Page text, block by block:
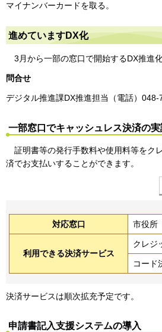
マイナンバーカードを取る。
進めていますDX化
3月から一部の窓口で開始するDX推進
問合せ
デジタル推進課DX推進担当（電話）
一部窓口でキャッシュレス決済の
証明書等の発行手数料や使用料等をク
済でお支払いすることができます。
対応窓口 市役所
利用できる決済サービス
クレジ
コード
決済サービスは順次拡充予定です。
申請書記入支援システムの導入